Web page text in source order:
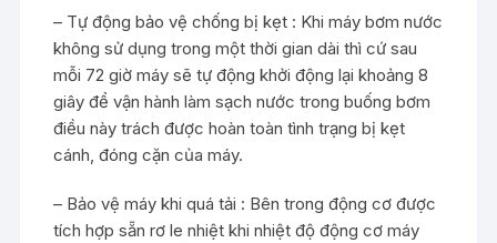
– Tự động bảo vệ chống bị kẹt : Khi máy bơm nước
không sử dụng trong một thời gian dài thì cứ sau
mỗi 72 giờ máy sẽ tự động khởi động lại khoảng 8
giây để vận hành làm sạch nước trong buống bơm
điều này trách được hoàn toàn tình trạng bị kẹt
cánh, đóng cặn của máy.
– Bảo vệ máy khi quá tải : Bên trong động cơ được
tích hợp sẵn rơ le nhiệt khi nhiệt độ động cơ máy